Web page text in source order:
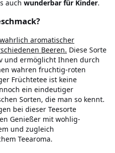
auch wunderbar für Kinder.
aromatischer
Beeren. Diese Sorte
und ermöglicht Ihnen durch
wahren fruchtig-roten
Früchtetee ist keine
ein eindeutiger
Sorten, die man so kennt.
bei dieser Teesorte
Genießer mit wohlig-
und zugleich
Teearoma.